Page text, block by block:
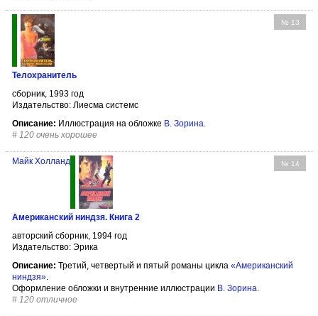
№ 13
Телохранитель
сборник, 1993 год
Издательство: Лиесма системс
Описание: Иллюстрация на обложке В. Зорина.
# 120 очень хорошее
№ 14
Майк Холланд
Американский ниндзя. Книга 2
авторский сборник, 1994 год
Издательство: Эрика
Описание: Третий, четвертый и пятый романы цикла «Американский
ниндзя».
Оформление обложки и внутренние иллюстрации В. Зорина.
# 120 отличное